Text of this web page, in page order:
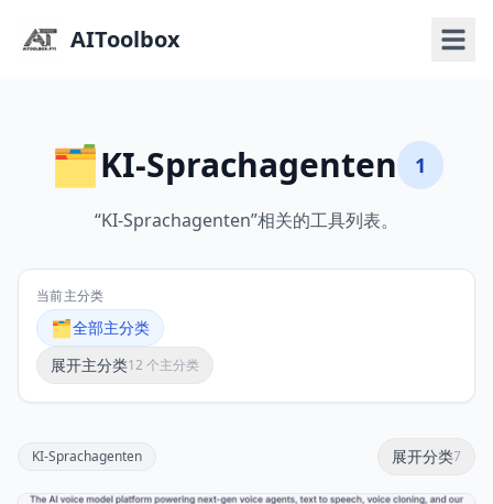
AIToolbox
🗂️KI-Sprachagenten 1
“KI-Sprachagenten”相关的工具列表。
当前主分类
🗂️全部主分类
展开主分类12 个主分类
KI-Sprachagenten 展开分类7